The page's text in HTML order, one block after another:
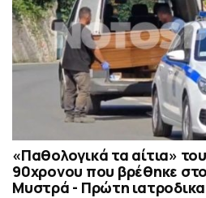
«Παθολογικά τα αίτια»
90χρονου που βρέθηκε
Μυστρά - Πρώτη